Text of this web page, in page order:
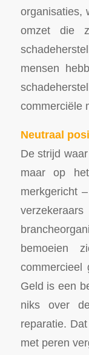
organisaties,
omzet die
mensen
commerciële
Neutraal
De strijd
maar op
merkgericht
bemoeien
Geld is een
niks over
reparatie.
met peren